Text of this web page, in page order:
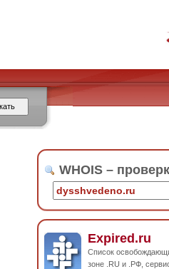
WHOIS –
Expired.ru
Список
зоне .RU и .РФ,